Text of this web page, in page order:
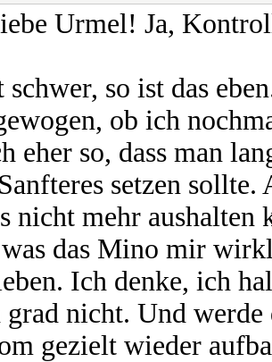
Urmel! Ja,
schwer, so ist das
ob ich
eher so, dass man
setzen
nicht mehr aushalten
das Mino mir
Ich denke, ich
nicht. Und werde
gezielt wieder